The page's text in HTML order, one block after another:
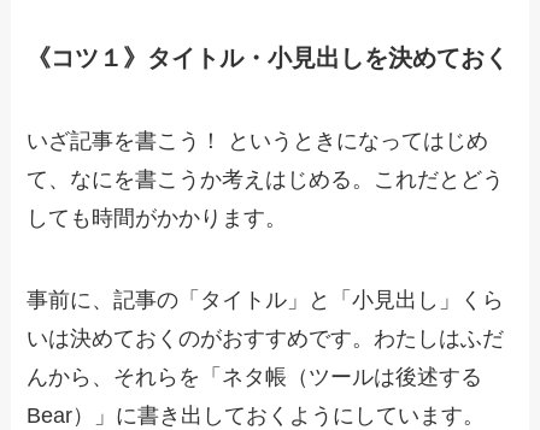
《コツ１》タイトル・小見出しを決めておく
いざ記事を書こう！ というときになってはじめ
て、なにを書こうか考えはじめる。これだとどう
しても時間がかかります。
事前に、記事の「タイトル」と「小見出し」くら
いは決めておくのがおすすめです。わたしはふだ
んから、それらを「ネタ帳（ツールは後述する
Bear）」に書き出しておくようにしています。